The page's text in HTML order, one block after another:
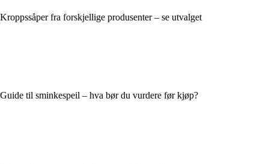
Kroppssåper fra forskjellige produsenter – se utvalget
Guide til sminkespeil – hva bør du vurdere før kjøp?